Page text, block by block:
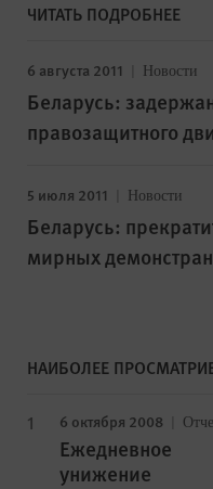
ЧИТАТЬ ПОДРОБНЕЕ
6 августа 2011 Новости
Беларусь:
правозащитного
5 июля 2011 Новости
Беларусь:
мирных
НАИБОЛЕЕ
6 октября 2008
Ежедневное
унижение